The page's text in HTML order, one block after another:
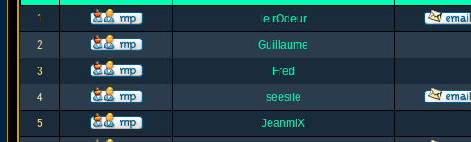
1 le rOdeur
2 Guillaume
3 Fred
4 seesile
5 JeanmiX